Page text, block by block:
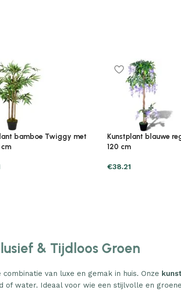
3-delige
piramidevormig
Plantenonline Broeikas
cm vurenhout grijs
€46.05
& Tijdloos Groen
van luxe en gemak in huis. Onze
of water. Ideaal voor wie een stijlvolle en